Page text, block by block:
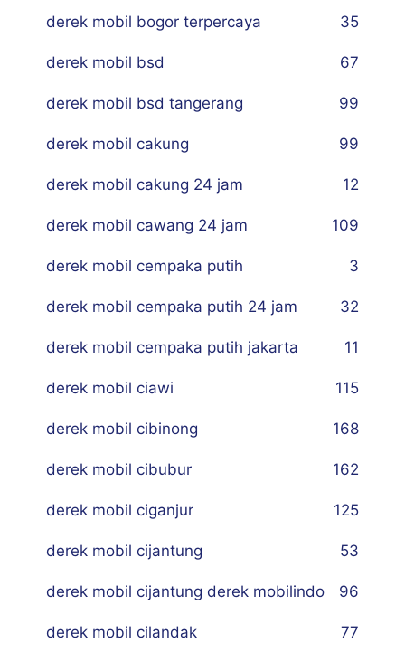
derek mobil bogor terpercaya 35
derek mobil bsd 67
derek mobil bsd tangerang 99
derek mobil cakung 99
derek mobil cakung 24 jam 12
derek mobil cawang 24 jam 109
derek mobil cempaka putih 3
derek mobil cempaka putih 24 jam 32
derek mobil cempaka putih jakarta 11
derek mobil ciawi 115
derek mobil cibinong 168
derek mobil cibubur 162
derek mobil ciganjur 125
derek mobil cijantung 53
derek mobil cijantung derek mobilindo 96
derek mobil cilandak 77